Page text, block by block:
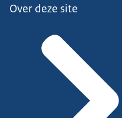
Over deze site